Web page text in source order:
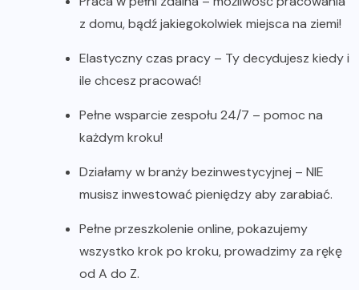
z domu, bądź jakiegokolwiek miejsca na ziemi!
Elastyczny czas pracy – Ty decydujesz kiedy i
ile chcesz pracować!
Pełne wsparcie zespołu 24/7 – pomoc na
każdym kroku!
Działamy w branży bezinwestycyjnej – NIE
musisz inwestować pieniędzy aby zarabiać.
Pełne przeszkolenie online, pokazujemy
wszystko krok po kroku, prowadzimy za rękę
od A do Z.